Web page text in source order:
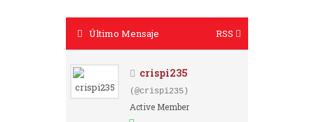
Último Mensaje RSS
crispi235
(@crispi235)
Active Member